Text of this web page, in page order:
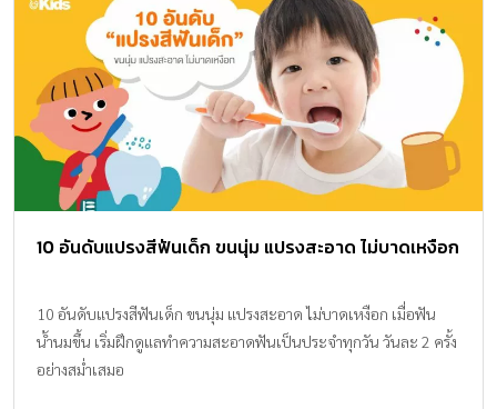
10 อันดับแปรงสีฟันเด็ก ขนนุ่ม แปรงสะอาด ไม่บาดเหงือก
10 อันดับแปรงสีฟันเด็ก ขนนุ่ม แปรงสะอาด ไม่บาดเหงือก เมื่อฟัน
น้ำนมขึ้น เริ่มฝึกดูแลทำความสะอาดฟันเป็นประจำทุกวัน วันละ 2 ครั้ง
อย่างสม่ำเสมอ